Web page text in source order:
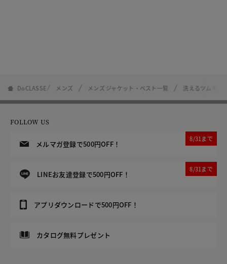
DoCLASSE メンズ メンズ ジャケット・ベスト一覧 洗えるツムギー
FOLLOW US
メルマガ登録で500円OFF！
8/31まで
LINEお友達登録で500円OFF！
8/31まで
アプリダウンロードで500円OFF！
カタログ無料プレゼント